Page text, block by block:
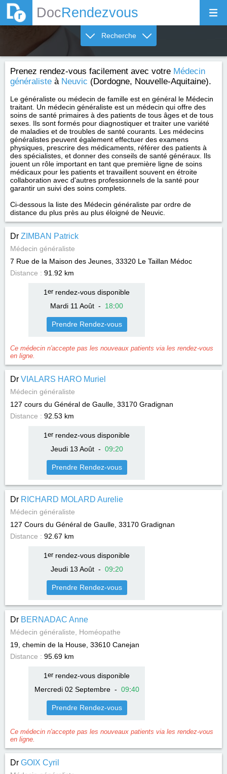
DocRendezvous
Recherche
Prenez rendez-vous facilement avec votre Médecin
généraliste à Neuvic (Dordogne, Nouvelle-Aquitaine).
Le généraliste ou médecin de famille est en général le Médecin
traitant. Un médecin généraliste est un médecin qui offre des
soins de santé primaires à des patients de tous âges et de tous
sexes. Ils sont formés pour diagnostiquer et traiter une variété
de maladies et de troubles de santé courants. Les médecins
généralistes peuvent également effectuer des examens
physiques, prescrire des médicaments, référer des patients à
des spécialistes, et donner des conseils de santé généraux. Ils
jouent un rôle important en tant que première ligne de soins
médicaux pour les patients et travaillent souvent en étroite
collaboration avec d'autres professionnels de la santé pour
garantir un suivi des soins complets.
Ci-dessous la liste des Médecin généraliste par ordre de
distance du plus près au plus éloigné de Neuvic.
Dr ZIMBAN Patrick
Médecin généraliste
7 Rue de la Maison des Jeunes, 33320 Le Taillan Médoc
Distance : 91.92 km
1 errendez-vous disponible
Mardi 11 Août - 18:00
Prendre Rendez-vous
Ce médecin n'accepte pas les nouveaux patients via les rendez-vous
en ligne.
Dr VIALARS HARO Muriel
Médecin généraliste
127 cours du Général de Gaulle, 33170 Gradignan
Distance : 92.53 km
1 errendez-vous disponible
Jeudi 13 Août- 09:20
Prendre Rendez-vous
Dr RICHARD MOLARD Aurelie
Médecin généraliste
127 Cours du Général de Gaulle, 33170 Gradignan
Distance : 92.67 km
1 errendez-vous disponible
Jeudi 13 Août- 09:20
Prendre Rendez-vous
Dr BERNADAC Anne
Médecin généraliste, Homéopathe
19, chemin de la House, 33610 Canejan
Distance : 95.69 km
1 errendez-vous disponible
Mercredi 02 Septembre- 09:40
Prendre Rendez-vous
Ce médecin n'accepte pas les nouveaux patients via les rendez-vous
en ligne.
Dr GOIX Cyril